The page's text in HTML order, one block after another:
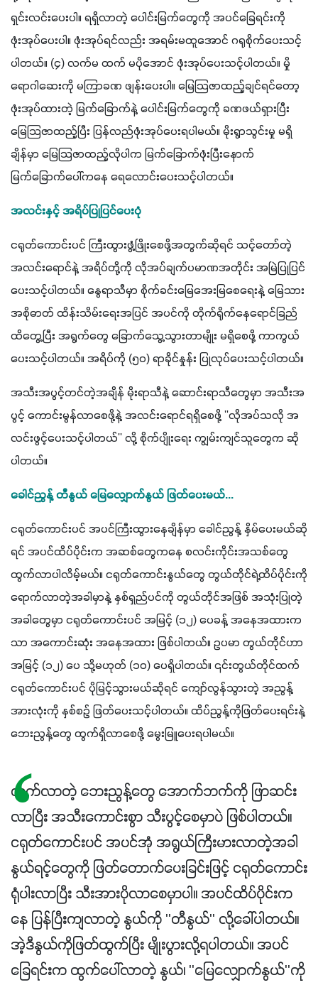
ရှင်းလင်းပေးပါ။ ရရှိလာတဲ့ ပေါင်းမြက်တွေကို အပင်ခြေရင်းကို
ဖုံးအုပ်ပေးပါ။ ဖုံးအုပ်ရင်လည်း အရမ်းမထူအောင် ဂရုစိုက်ပေးသင့်
ပါတယ်။ (၄) လက်မ ထက် မပိုအောင် ဖုံးအုပ်ပေးသင့်ပါတယ်။ မှို
ရောဂါဆေးကို မကြာခဏ ဖျန်းပေးပါ။ မြေသြဇာထည့်ချင်ရင်တော့
ဖုံးအုပ်ထားတဲ့ မြက်ခြောက်နဲ့ ပေါင်းမြက်တွေကို ခဏဖယ်ရှားပြီး
မြေသြဇာထည့်ပြီး ပြန်လည်ဖုံးအုပ်ပေးရပါမယ်။ မိုးရွာသွင်းမှု မရှိ
ချိန်မှာ မြေသြဇာထည့်လိုပါက မြက်ခြောက်ဖုံးပြီးနောက်
မြက်ခြောက်ပေါ်ကနေ ရေလောင်းပေးသင့်ပါတယ်။
အလင်းနှင့် အရိပ်ပြုပြင်ပေးပုံ
ငရုတ်ကောင်းပင် ကြီးထွားဖွံ့ဖြိုးစေဖို့အတွက်ဆိုရင် သင့်တော်တဲ့
အလင်းရောင်နဲ့ အရိပ်တို့ကို လိုအပ်ချက်ပမာဏအတိုင်း အမြဲပြုပြင်
ပေးသင့်ပါတယ်။ နွေရာသီမှာ စိုက်ခင်းမြေအေးမြစေရေးနဲ့ မြေသား
အစိုဓာတ် ထိန်းသိမ်းရေးအပြင် အပင်ကို တိုက်ရိုက်နေရောင်ခြည်
ထိတွေ့ပြီး အရွက်တွေ ခြောက်သွေ့သွားတာမျိုး မရှိစေဖို့ ကာကွယ်
ပေးသင့်ပါတယ်။ အရိပ်ကို (၅၀) ရာခိုင်နှုန်း ပြုလုပ်ပေးသင့်ပါတယ်။
အသီးအပွင့်တင်တဲ့အချိန် မိုးရာသီနဲ့ ဆောင်းရာသီတွေမှာ အသီးအ
ပွင့် ကောင်းမွန်လာစေဖို့နဲ့ အလင်းရောင်ရရှိစေဖို့ ''လိုအပ်သလို အ
လင်းဖွင့်ပေးသင့်ပါတယ်'' လို့ စိုက်ပျိုးရေး ကျွမ်းကျင်သူတွေက ဆို
ပါတယ်။
ခေါင်ညွှန့် တီနွယ် မြေလျှောက်နွယ် ဖြတ်ပေးမယ်...
ငရုတ်ကောင်းပင် အပင်ကြီးထွားနေချိန်မှာ ခေါင်ညွန့် နှိမ်ပေးမယ်ဆို
ရင် အပင်ထိပ်ပိုင်းက အဆစ်တွေကနေ စလင်းကိုင်းအသစ်တွေ
ထွက်လာပါလိမ့်မယ်။ ငရုတ်ကောင်းနွယ်တွေ တွယ်တိုင်ရဲ့ထိပ်ပိုင်းကို
ရောက်လာတဲ့အခါမှာနဲ့ နှစ်ရှည်ပင်ကို တွယ်တိုင်အဖြစ် အသုံးပြုတဲ့
အခါတွေမှာ ငရုတ်ကောင်းပင် အမြင့် (၁၂) ပေခန့် အနေအထားက
သာ အကောင်းဆုံး အနေအထား ဖြစ်ပါတယ်။ ဥပမာ တွယ်တိုင်ဟာ
အမြင့် (၁၂) ပေ သို့မဟုတ် (၁၀) ပေရှိပါတယ်။ ၎င်းတွယ်တိုင်ထက်
ငရုတ်ကောင်းပင် ပိုမြင့်သွားမယ်ဆိုရင် ကျော်လွန်သွားတဲ့ အညွန့်
အားလုံးကို နှစ်စဉ် ဖြတ်ပေးသင့်ပါတယ်။ ထိပ်ညွန့်ကိုဖြတ်ပေးရင်းနဲ့
ဘေးညွန့်တွေ ထွက်ရှိလာစေဖို့ မွေးမြူပေးရပါမယ်။
ထွက်လာတဲ့ ဘေးညွန့်တွေ အောက်ဘက်ကို ဖြာဆင်း
လာပြီး အသီးကောင်းစွာ သီးပွင့်စေမှာပဲ ဖြစ်ပါတယ်။
ငရုတ်ကောင်းပင် အပင်အုံ အရွယ်ကြီးမားလာတဲ့အခါ
နွယ်ရင့်တွေကို ဖြတ်တောက်ပေးခြင်းဖြင့် ငရုတ်ကောင်း
ရုံပါးလာပြီး သီးအားပိုလာစေမှာပါ။ အပင်ထိပ်ပိုင်းက
နေ ပြန်ပြီးကျလာတဲ့ နွယ်ကို ''တီနွယ်'' လို့ခေါ်ပါတယ်။
အဲ့ဒီနွယ်ကိုဖြတ်ထွက်ပြီး မျိုးပွားလို့ရပါတယ်။ အပင်
ခြေရင်းက ထွက်ပေါ်လာတဲ့ နွယ်၊ ''မြေလျှောက်နွယ်''ကို